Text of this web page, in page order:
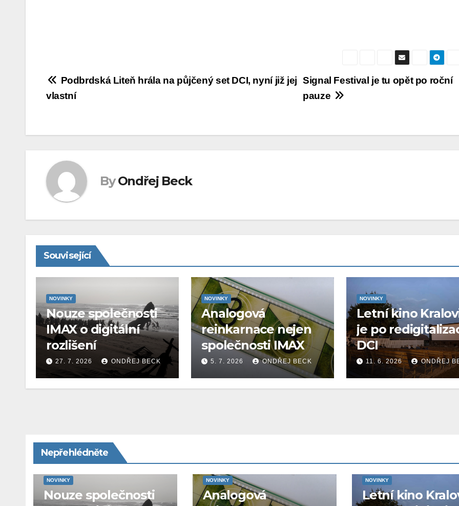
Navigace
pro
Signal Festival je tu opět po roční
pauze
Podbrdská Liteň hrála na půjčený set DCI, nyní již jej
vlastní
By Ondřej Beck
Související
NOVINKY
Nouze společnosti
IMAX o digitální
rozlišení
27. 7. 2026 ONDŘEJ BECK
NOVINKY
Analogová
reinkarnace nejen
společnosti IMAX
5. 7. 2026 ONDŘEJ BECK
NOVINKY
Letní kino
je po
DCI
11. 6. 2026 ONDŘEJ
Nepřehlédněte
NOVINKY
Nouze společnosti
NOVINKY
Analogová
NOVINKY
Letní kino